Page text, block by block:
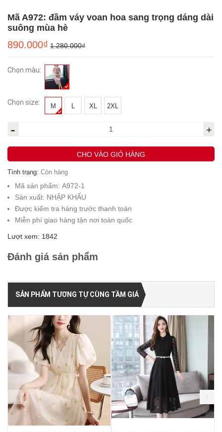
Mã A972: đầm váy voan hoa sang trọng dáng dài
suông mùa hè
890.000₫ 1.280.000₫
Chọn màu:
Chọn size: M L XL 2XL
- +
CHO VÀO GIỎ HÀNG
Tình trạng: Còn hàng
Mã sản phẩm: A972-1
Sản xuất: NHẬP KHẨU
Được kiểm tra hàng trước thanh toán
Miễn phí giao hàng tận nơi toàn quốc
Lượt xem: 1842
Đánh giá sản phẩm
SẢN PHẨM TƯƠNG TỰ CÙNG TẦM GIÁ